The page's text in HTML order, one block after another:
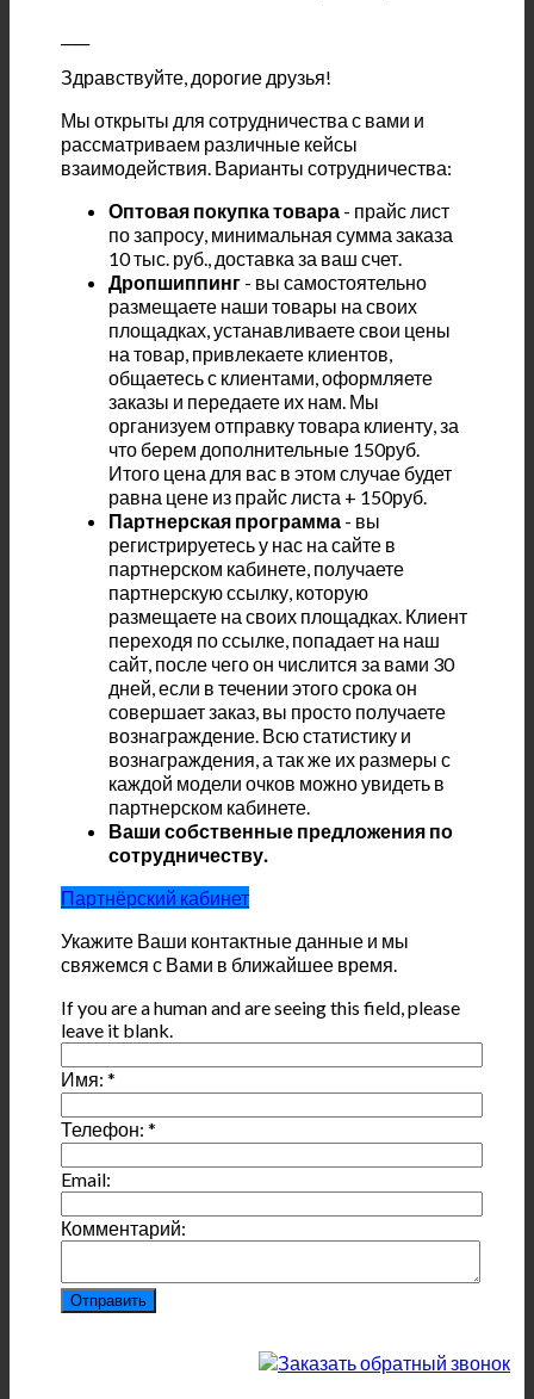
Здравствуйте, дорогие друзья!
Мы открыты для сотрудничества с вами и
рассматриваем различные кейсы
взаимодействия. Варианты сотрудничества:
Оптовая покупка товара - прайс лист
по запросу, минимальная сумма заказа
10 тыс. руб., доставка за ваш счет.
Дропшиппинг - вы самостоятельно
размещаете наши товары на своих
площадках, устанавливаете свои цены
на товар, привлекаете клиентов,
общаетесь с клиентами, оформляете
заказы и передаете их нам. Мы
организуем отправку товара клиенту, за
что берем дополнительные 150руб.
Итого цена для вас в этом случае будет
равна цене из прайс листа + 150руб.
Партнерская программа - вы
регистрируетесь у нас на сайте в
партнерском кабинете, получаете
партнерскую ссылку, которую
размещаете на своих площадках. Клиент
переходя по ссылке, попадает на наш
сайт, после чего он числится за вами 30
дней, если в течении этого срока он
совершает заказ, вы просто получаете
вознаграждение. Всю статистику и
вознаграждения, а так же их размеры с
каждой модели очков можно увидеть в
партнерском кабинете.
Ваши собственные предложения по
сотрудничеству.
Партнёрский кабинет
Укажите Ваши контактные данные и мы
свяжемся с Вами в ближайшее время.
If you are a human and are seeing this field, please
leave it blank.
Имя:*
Телефон:*
Email:
Комментарий: